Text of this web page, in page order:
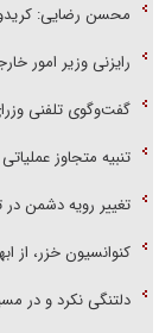
محسن رضایی:
رایزنی وزیر امور
گفت‌وگوی تلفنی
تنبیه متجاوز
تغییر رویه دشمن در
کنوانسیون خزر، از
دلتنگی نکرد و در